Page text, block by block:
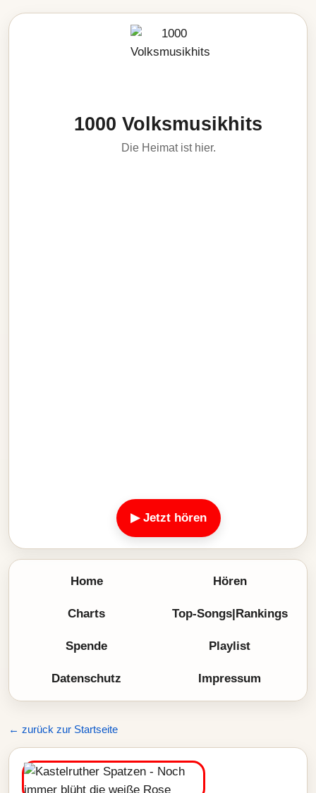
1000 Volksmusikhits
Die Heimat ist hier.
▶ Jetzt hören
Home Hören
Charts Top-Songs|Rankings
Spende Playlist
Datenschutz Impressum
← zurück zur Startseite